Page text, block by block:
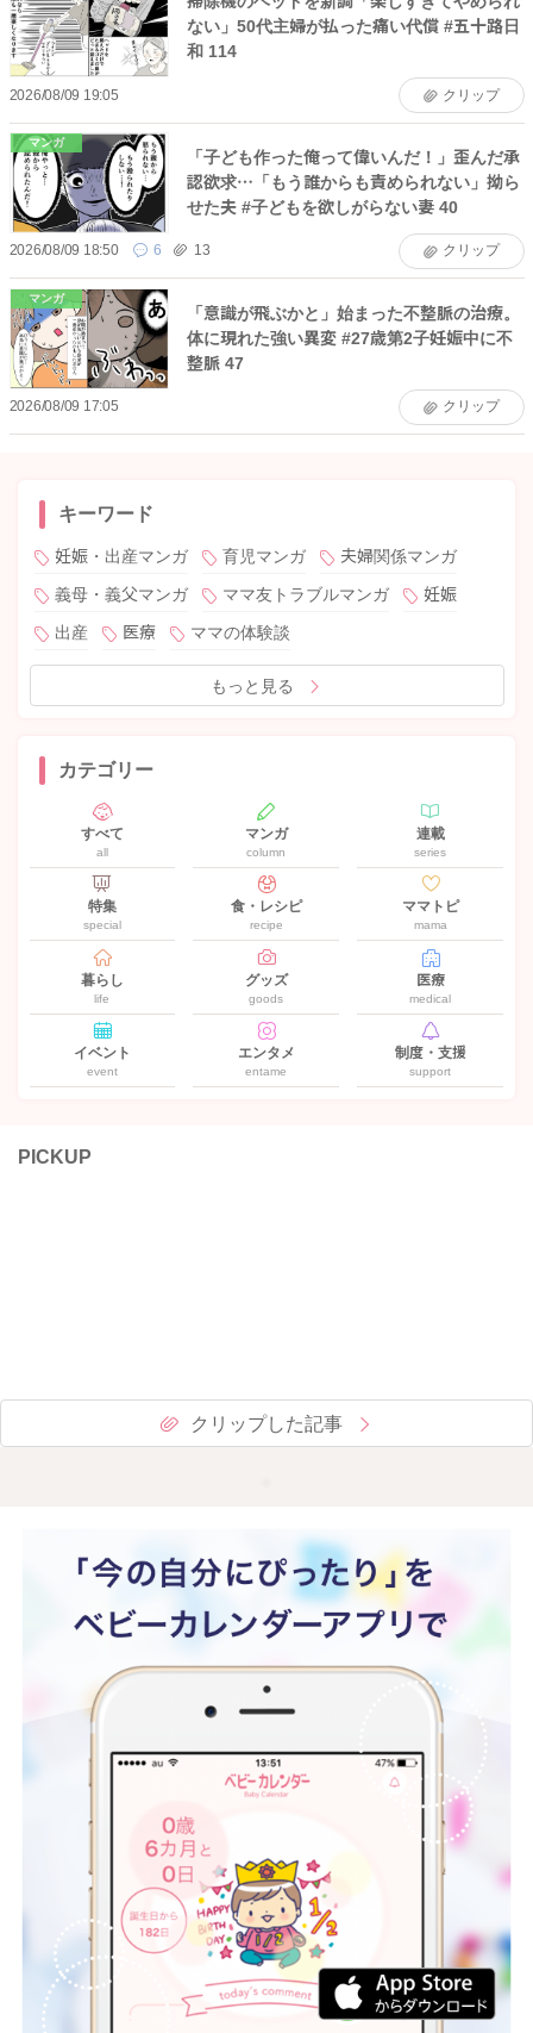
ない」50代主婦が払った痛い代償 #五十路日
和 114
2026/08/09 19:05 クリップ
マンガ
「子ども作った俺って偉いんだ！」歪んだ承
認欲求…「もう誰からも責められない」拗ら
せた夫 #子どもを欲しがらない妻 40
2026/08/09 18:50 6 13 クリップ
マンガ
「意識が飛ぶかと」始まった不整脈の治療。
体に現れた強い異変 #27歳第2子妊娠中に不
整脈 47
2026/08/09 17:05 クリップ
キーワード
妊娠・出産マンガ 育児マンガ
夫婦関係マンガ
義母・義父マンガ
ママ友トラブルマンガ
妊娠
出産
医療 ママの体験談
もっと見る
カテゴリー
すべて
all
マンガ
column
連載
series
特集
special
食・レシピ
recipe
ママトピ
mama
暮らし
life
グッズ
goods
医療
medical
イベント
event
エンタメ
entame
制度・支援
support
PICKUP
クリップした記事